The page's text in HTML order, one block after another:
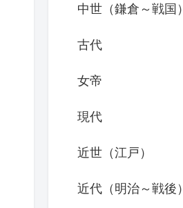
中世（鎌倉～戦国）
古代
女帝
現代
近世（江戸）
近代（明治～戦後）